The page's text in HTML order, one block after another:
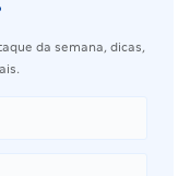
da semana, dicas,